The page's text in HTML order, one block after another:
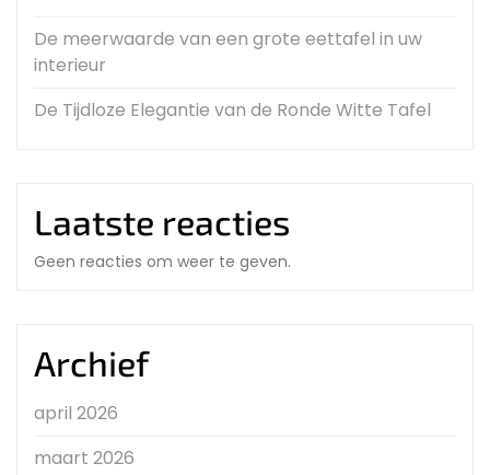
De meerwaarde van een grote eettafel in uw
interieur
De Tijdloze Elegantie van de Ronde Witte Tafel
Laatste reacties
Geen reacties om weer te geven.
Archief
april 2026
maart 2026